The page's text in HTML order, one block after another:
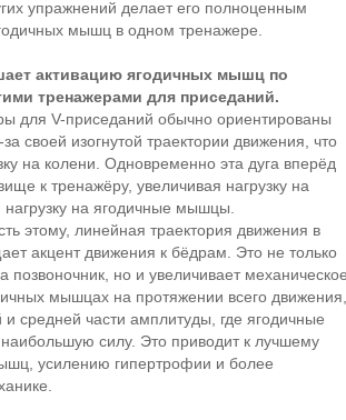
упражнений делает его полноценным
мышц в одном тренажере.
активацию ягодичных мышц по
тренажерами для приседаний.
для V-приседаний обычно ориентированы
своей изогнутой траектории движения, что
на колени. Одновременно эта дуга вперёд
к тренажёру, увеличивая нагрузку на
на ягодичные мышцы.
этому, линейная траектория движения в
акцент движения к бёдрам. Это не только
позвоночник, но и увеличивает
мышцах на протяжении всего движения,
средней части амплитуды, где ягодичные
силу. Это приводит к лучшему
усилению гипертрофии и более